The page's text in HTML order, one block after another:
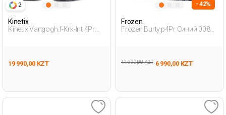
2
Kinetix
Kinetix Vangogh.f-Krk-Int 4Pr
19 990,00 KZT
- 42%
Frozen
Frozen Burty.p4Pr Синий 008
11 990,00 KZT 6 990,00 KZT